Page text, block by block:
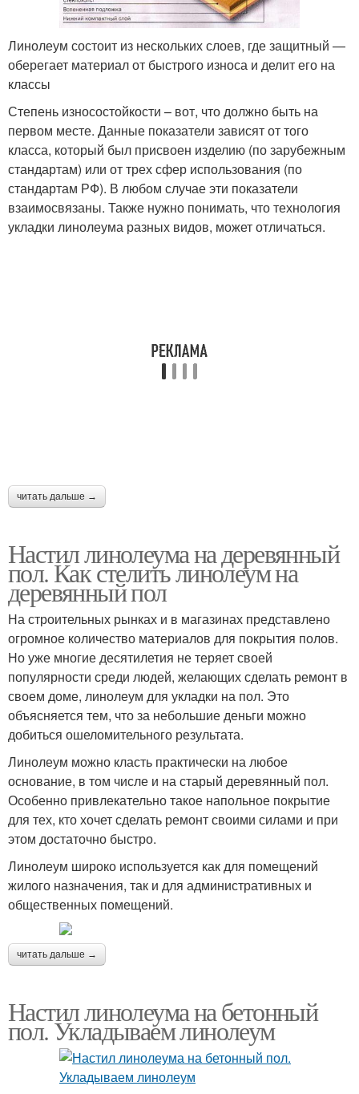
Линолеум состоит из нескольких слоев, где защитный —
оберегает материал от быстрого износа и делит его на
классы
Степень износостойкости – вот, что должно быть на
первом месте. Данные показатели зависят от того
класса, который был присвоен изделию (по зарубежным
стандартам) или от трех сфер использования (по
стандартам РФ). В любом случае эти показатели
взаимосвязаны. Также нужно понимать, что технология
укладки линолеума разных видов, может отличаться.
читать дальше →
Настил линолеума на деревянный
пол. Как стелить линолеум на
деревянный пол
На строительных рынках и в магазинах представлено
огромное количество материалов для покрытия полов.
Но уже многие десятилетия не теряет своей
популярности среди людей, желающих сделать ремонт в
своем доме, линолеум для укладки на пол. Это
объясняется тем, что за небольшие деньги можно
добиться ошеломительного результата.
Линолеум можно класть практически на любое
основание, в том числе и на старый деревянный пол.
Особенно привлекательно такое напольное покрытие
для тех, кто хочет сделать ремонт своими силами и при
этом достаточно быстро.
Линолеум широко используется как для помещений
жилого назначения, так и для административных и
общественных помещений.
читать дальше →
Настил линолеума на бетонный
пол. Укладываем линолеум